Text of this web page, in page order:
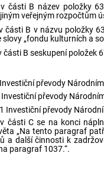
části B název položky
veřejným rozpočtům
části B v názvu položky
slovy „fondu kulturních a
části B seskupení položek
převody
Investiční převody
Investiční převody
části C se na konci
„Na tento paragraf
a další činnosti k
paragraf 1037.“.